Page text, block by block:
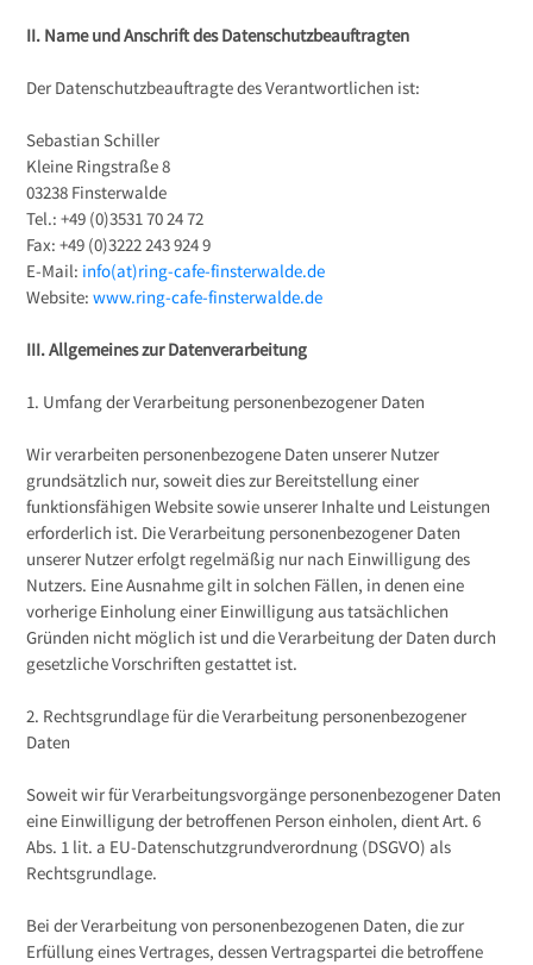
II. Name und Anschrift des Datenschutzbeauftragten
Der Datenschutzbeauftragte des Verantwortlichen ist:
Sebastian Schiller
Kleine Ringstraße 8
03238 Finsterwalde
Tel.: +49 (0)3531 70 24 72
Fax: +49 (0)3222 243 924 9
E-Mail: info(at)ring-cafe-finsterwalde.de
Website:www.ring-cafe-finsterwalde.de
III. Allgemeines zur Datenverarbeitung
1. Umfang der Verarbeitung personenbezogener Daten
Wir verarbeiten personenbezogene Daten unserer Nutzer
grundsätzlich nur, soweit dies zur Bereitstellung einer
funktionsfähigen Website sowie unserer Inhalte und Leistungen
erforderlich ist. Die Verarbeitung personenbezogener Daten
unserer Nutzer erfolgt regelmäßig nur nach Einwilligung des
Nutzers. Eine Ausnahme gilt in solchen Fällen, in denen eine
vorherige Einholung einer Einwilligung aus tatsächlichen
Gründen nicht möglich ist und die Verarbeitung der Daten durch
gesetzliche Vorschriften gestattet ist.
2. Rechtsgrundlage für die Verarbeitung personenbezogener
Daten
Soweit wir für Verarbeitungsvorgänge personenbezogener Daten
eine Einwilligung der betroffenen Person einholen, dient Art. 6
Abs. 1 lit. a EU-Datenschutzgrundverordnung (DSGVO) als
Rechtsgrundlage.
Bei der Verarbeitung von personenbezogenen Daten, die zur
Erfüllung eines Vertrages, dessen Vertragspartei die betroffene